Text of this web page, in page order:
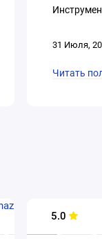
31 Июля,
Читать
5.0